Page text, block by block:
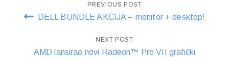
Post
navigation
PREVIOUS POST
DELL BUNDLE AKCIJA – monitor + desktop!
NEXT POST
AMD lansirao novi Radeon™ Pro VII grafički